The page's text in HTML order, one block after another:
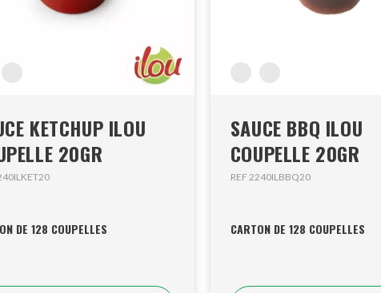
KETCHUP ILOU
20GR
DE 128 COUPELLES
SAUCE BBQ ILOU
COUPELLE 20GR
REF 2240ILBBQ20
CARTON DE 128 COUPELLES